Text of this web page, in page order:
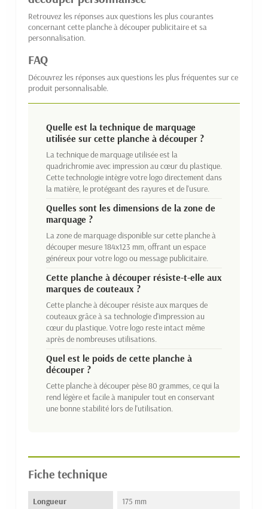
Retrouvez les réponses aux questions les plus courantes
concernant cette planche à découper publicitaire et sa
personnalisation.
FAQ
Découvrez les réponses aux questions les plus fréquentes sur ce
produit personnalisable.
Quelle est la technique de marquage
utilisée sur cette planche à découper ?
La technique de marquage utilisée est la
quadrichromie avec impression au cœur du plastique.
Cette technologie intègre votre logo directement dans
la matière, le protégeant des rayures et de l'usure.
Quelles sont les dimensions de la zone de
marquage ?
La zone de marquage disponible sur cette planche à
découper mesure 184x123 mm, offrant un espace
généreux pour votre logo ou message publicitaire.
Cette planche à découper résiste-t-elle aux
marques de couteaux ?
Cette planche à découper résiste aux marques de
couteaux grâce à sa technologie d'impression au
cœur du plastique. Votre logo reste intact même
après de nombreuses utilisations.
Quel est le poids de cette planche à
découper ?
Cette planche à découper pèse 80 grammes, ce qui la
rend légère et facile à manipuler tout en conservant
une bonne stabilité lors de l'utilisation.
Fiche technique
Longueur 175 mm